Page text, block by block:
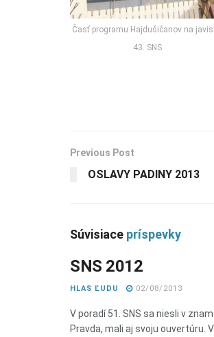
Časť programu Hajdušičanov na
43. SNS
Previous Post
OSLAVY PADINY 2013
Súvisiace príspevky
SNS MONOGRAFIA
SNS 2012
HLAS ĽUDU 02/08/2013
V poradí 51. SNS sa niesli v
Pravda, mali aj svoju ouvertúru.